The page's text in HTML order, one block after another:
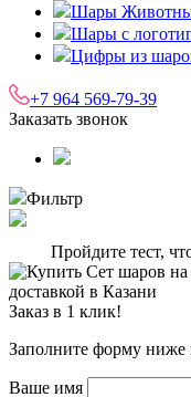
Шары
Шары с
Цифры из
+7 964 569-79-39
Заказать звонок
Фильтр
Пройдите тест,
Заказ в 1 клик!
Заполните форму
Ваше имя